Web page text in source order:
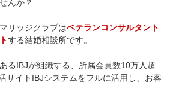
んか？
リッジクラブはベテランコンサルタント
する結婚相談所です。
るIBJが組織する、所属会員数10万人超
サイトIBJシステムをフルに活用し、お客